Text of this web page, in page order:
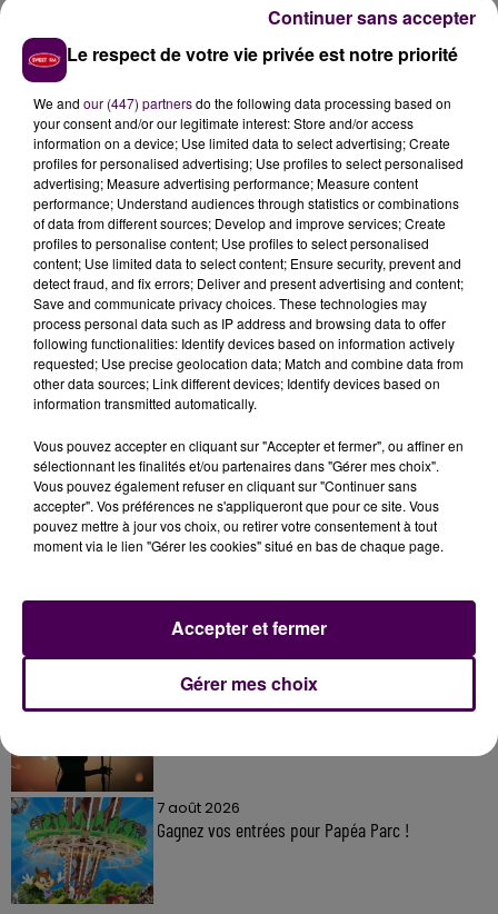
Laure de La Raudière accuse Laurent Wauquiez, grand
favori pour la présidence du parti
"Les Républicains"
ainsi que quelques autres fidèles, de vouloir"singer les
extrêmes dans une opposition frontale et
caricaturale"avec des"postures stériles". Elle assure
vouloir rester "attachée à des valeurs d’une droite
ouverte, libérale, humaniste, européenne, résolument
tournée vers l’avenir"... Des valeurs qui, dit-elle,"ne
sont plus entendues chez les Républicains"et qui ne
sont pas non plus celles du parti présidentiel.
À LA UNE
Gagnez vos pass pour le V and B Fest' 2026 !
11 juillet 2026
Inscrivez-vous au casting The Voice & The Voice
7 août 2026
Gagnez vos entrées pour Papéa Parc !
Le respect de votre vie privée est notre priorité
We and our (447) partnersdo the following data processing based on
your consent and/or our legitimate interest: Store and/or access
information on a device; Use limited data to select advertising; Create
profiles for personalised advertising; Use profiles to select personalised
advertising; Measure advertising performance; Measure content
performance; Understand audiences through statistics or combinations
of data from different sources; Develop and improve services; Create
profiles to personalise content; Use profiles to select personalised
content; Use limited data to select content; Ensure security, prevent and
detect fraud, and fix errors; Deliver and present advertising and content;
Save and communicate privacy choices. These technologies may
process personal data such as IP address and browsing data to offer
following functionalities: Identify devices based on information actively
requested; Use precise geolocation data; Match and combine data from
other data sources; Link different devices; Identify devices based on
information transmitted automatically.
Vous pouvez accepter en cliquant sur "Accepter et fermer", ou affiner en
sélectionnant les finalités et/ou partenaires dans "Gérer mes choix".
Vous pouvez également refuser en cliquant sur "Continuer sans
accepter". Vos préférences ne s'appliqueront que pour ce site. Vous
pouvez mettre à jour vos choix, ou retirer votre consentement à tout
moment via le lien "Gérer les cookies" situé en bas de chaque page.
Gérer mes choix
Accepter et fermer
Continuer sans accepter